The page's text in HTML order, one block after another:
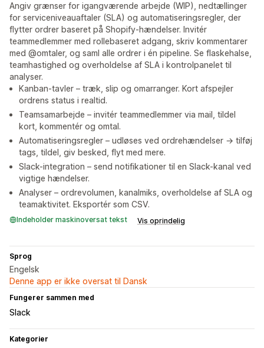
Angiv grænser for igangværende arbejde (WIP), nedtællinger
for serviceniveauaftaler (SLA) og automatiseringsregler, der
flytter ordrer baseret på Shopify-hændelser. Invitér
teammedlemmer med rollebaseret adgang, skriv kommentarer
med @omtaler, og saml alle ordrer i én pipeline. Se flaskehalse,
teamhastighed og overholdelse af SLA i kontrolpanelet til
analyser.
Kanban-tavler – træk, slip og omarranger. Kort afspejler
ordrens status i realtid.
Teamsamarbejde – invitér teammedlemmer via mail, tildel
kort, kommentér og omtal.
Automatiseringsregler – udløses ved ordrehændelser → tilføj
tags, tildel, giv besked, flyt med mere.
Slack-integration – send notifikationer til en Slack-kanal ved
vigtige hændelser.
Analyser – ordrevolumen, kanalmiks, overholdelse af SLA og
teamaktivitet. Eksportér som CSV.
Indeholder maskinoversat tekst Vis oprindelig
Sprog
Engelsk
Denne app er ikke oversat til Dansk
Fungerer sammen med
Slack
Kategorier